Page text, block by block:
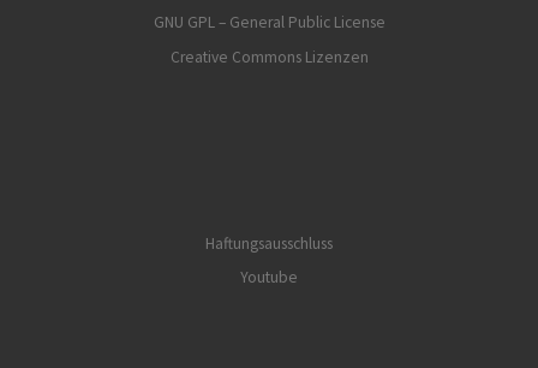
GNU GPL – General Public License
Creative Commons Lizenzen
Haftungsausschluss
Youtube